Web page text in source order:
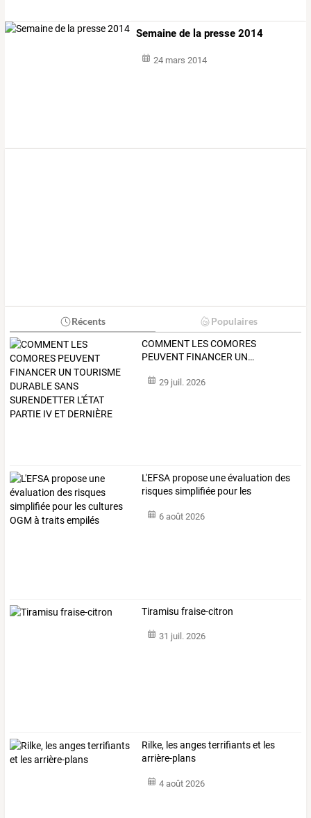
Semaine de la presse 2014
24 mars 2014
Récents Populaires
COMMENT LESCOMORES
PEUVENT FINANCER UN…
29 juil. 2026
L'EFSA propose uneévaluation des
risquessimplifiée pour les
6 août 2026
Tiramisu fraise-citron
31 juil. 2026
Rilke, les anges terrifiants et les
arrière-plans
4 août 2026